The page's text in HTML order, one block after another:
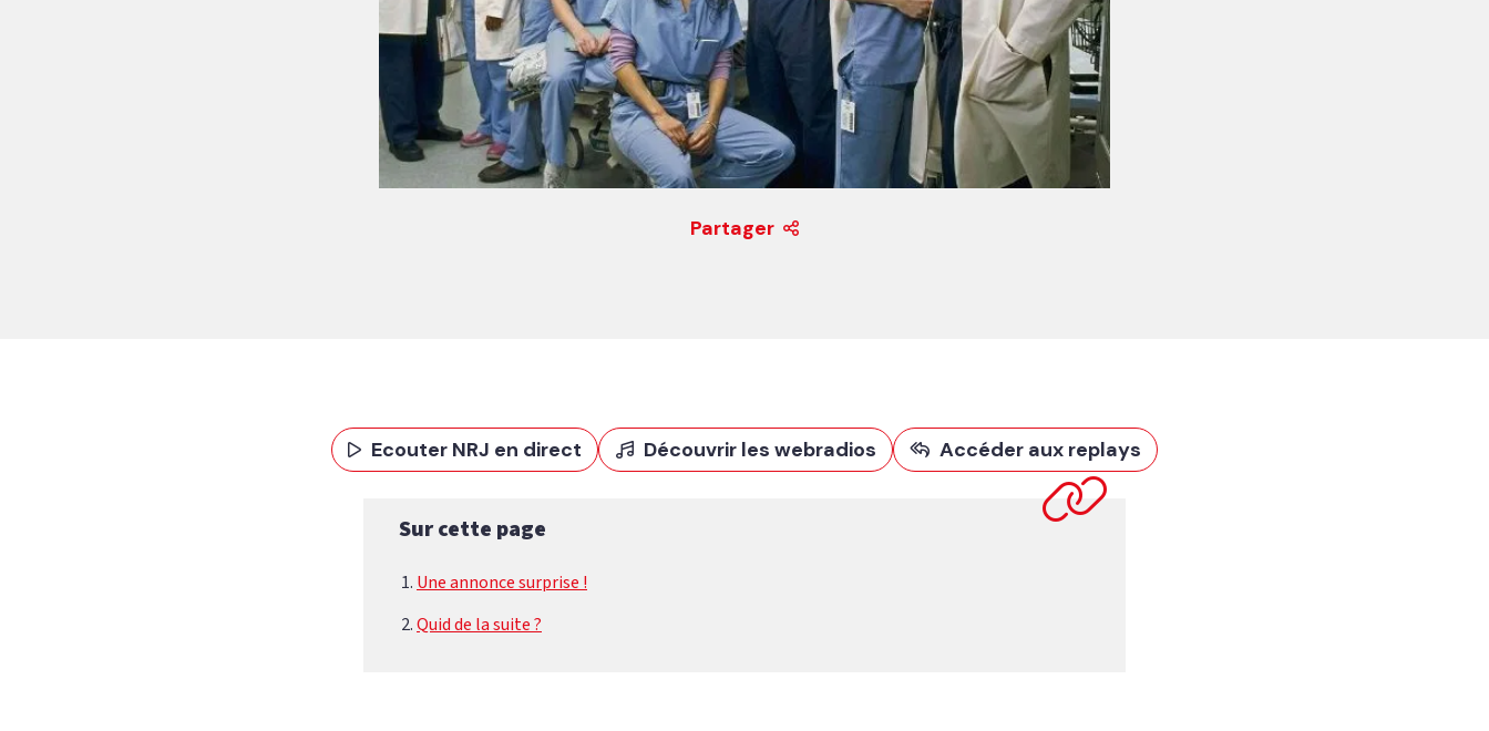
Partager
Ecouter NRJ en direct Découvrir les webradios Accéder aux replays
Sur cette page
Une annonce surprise !
Quid de la suite ?